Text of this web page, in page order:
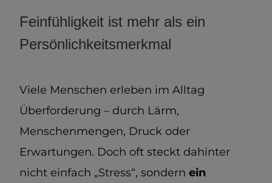
Feinfühligkeit ist mehr als ein
Persönlichkeitsmerkmal
Viele Menschen erleben im Alltag
Überforderung – durch Lärm,
Menschenmengen, Druck oder
Erwartungen. Doch oft steckt dahinter
nicht einfach „Stress“, sondernein